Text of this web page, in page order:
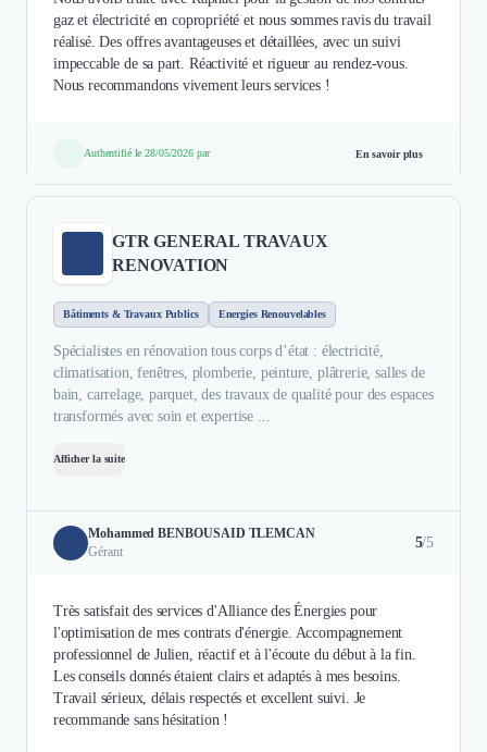
gaz et électricité en copropriété et nous sommes ravis du travail
réalisé. Des offres avantageuses et détaillées, avec un suivi
impeccable de sa part. Réactivité et rigueur au rendez-vous.
Nous recommandons vivement leurs services !
Authentifié le 28/05/2026 par En savoir plus
GTR GENERAL TRAVAUX
RENOVATION
Bâtiments & Travaux Publics Energies Renouvelables
Spécialistes en rénovation tous corps d’état : électricité,
climatisation, fenêtres, plomberie, peinture, plâtrerie, salles de
bain, carrelage, parquet, des travaux de qualité pour des espaces
transformés avec soin et expertise ...
Afficher la suite
Mohammed BENBOUSAID TLEMCAN
Gérant
5/5
Très satisfait des services d'Alliance des Énergies pour
l'optimisation de mes contrats d'énergie. Accompagnement
professionnel de Julien, réactif et à l'écoute du début à la fin.
Les conseils donnés étaient clairs et adaptés à mes besoins.
Travail sérieux, délais respectés et excellent suivi. Je
recommande sans hésitation !